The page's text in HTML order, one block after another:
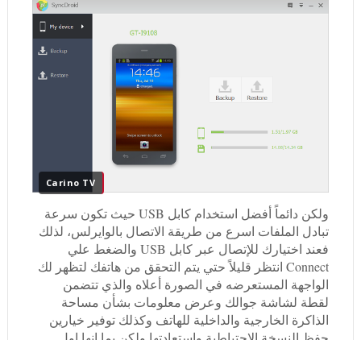
Carino TV
ولكن دائماً أفضل استخدام كابل USB حيث تكون سرعة
تبادل الملفات اسرع من طريقة الاتصال بالوايرلس، لذلك
فعند اختيارك للإتصال عبر كابل USB والضغط علي
Connect انتظر قليلاً حتي يتم التحقق من هاتفك لتظهر لك
الواجهة المستعرضه في الصورة أعلاه والذي تتضمن
لقطة لشاشة جوالك وعرض معلومات بشأن مساحة
الذاكرة الخارجية والداخلية للهاتف وكذلك توفير خيارين